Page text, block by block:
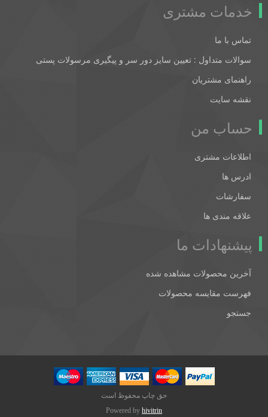
خدمات مشتری
تماس با ما
سوالات متداول : تعیین سایز دور سر و پیگیری مرسولات پستی
راهنمای مشتریان
نقشه سایت
حساب من
اطلاعات مشتری
ادرس ها
سفارشات
علاقه مندی ها
پیشنهادات ما
آخرین محصولات مشاهده شده
فهرست مقایسه محصولات
جستجو
حق چاپ محفوظ است
Powered by hivitrin